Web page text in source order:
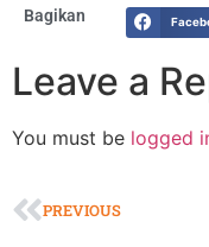
Bagikan
Leave a
You must be logged
PREVIOUS